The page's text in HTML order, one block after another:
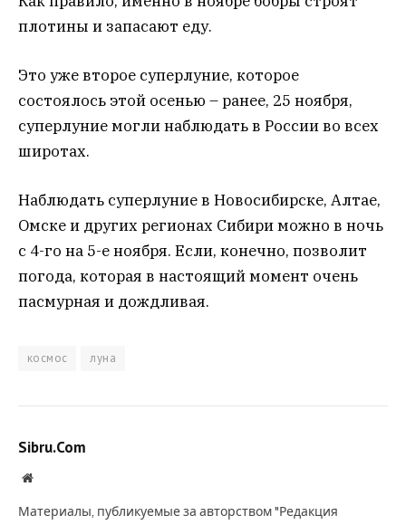
плотины и запасают еду.
Это уже второе суперлуние, которое
состоялось этой осенью – ранее, 25 ноября,
суперлуние могли наблюдать в России во всех
широтах.
Наблюдать суперлуние в Новосибирске, Алтае,
Омске и других регионах Сибири можно в ночь
с 4-го на 5-е ноября. Если, конечно, позволит
погода, которая в настоящий момент очень
пасмурная и дождливая.
космос луна
Sibru.Com
Website
Материалы, публикуемые за авторством "Редакция